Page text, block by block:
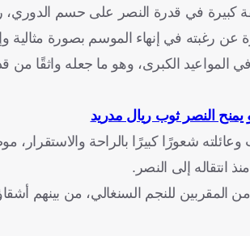
كبيرة في قدرة النصر على حسم الدوري،
رغبته في إنهاء الموسم بصورة مثالية
المواعيد الكبرى، وهو ما جعله واثقًا من
يمنح النصر ثوب ريال مدريد
شعورًا كبيرًا بالراحة
انتقاله إلى النصر.
المقربين للنجم السنغالي، من بينهم